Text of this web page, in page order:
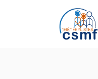
Passer au contenu principal